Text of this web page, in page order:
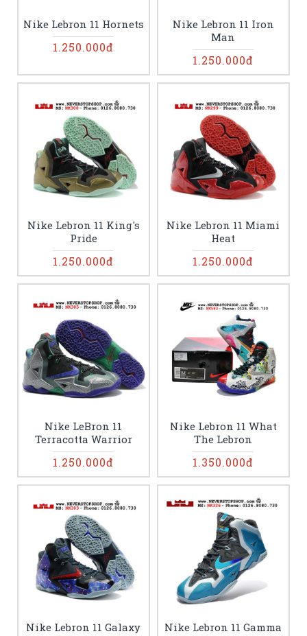
Nike Lebron 11 Hornets
1.250.000đ
Nike Lebron 11 Iron
Man
1.250.000đ
Nike Lebron 11 King's
Pride
1.250.000đ
Nike Lebron 11 Miami
Heat
1.250.000đ
Nike LeBron 11
Terracotta Warrior
1.250.000đ
Nike Lebron 11 What
The Lebron
1.350.000đ
Nike Lebron 11 Galaxy
Nike Lebron 11 Gamma